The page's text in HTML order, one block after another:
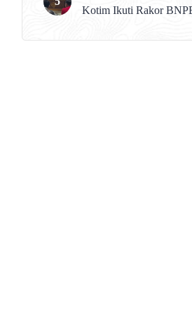
Kotim Ikuti Rakor